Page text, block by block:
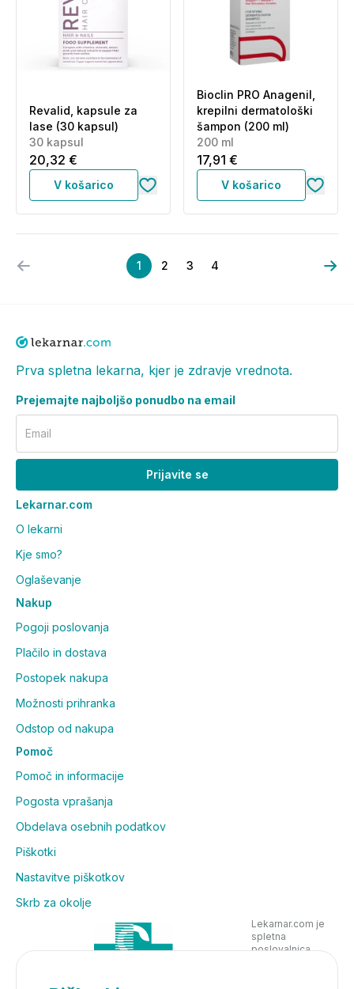
Revalid, kapsule za
lase (30 kapsul)
30 kapsul
20,32 €
V košarico
Bioclin PRO Anagenil,
krepilni dermatološki
šampon (200 ml)
200 ml
17,91 €
V košarico
1 2 3 4
Prva spletna lekarna, kjer je zdravje vrednota.
Prejemajte najboljšo ponudbo na email
Email
Prijavite se
Lekarnar.com
O lekarni
Kje smo?
Oglaševanje
Nakup
Pogoji poslovanja
Plačilo in dostava
Postopek nakupa
Možnosti prihranka
Odstop od nakupa
Pomoč
Pomoč in informacije
Pogosta vprašanja
Obdelava osebnih podatkov
Piškotki
Nastavitve piškotkov
Skrb za okolje
Lekarnar.com je
spletna
poslovalnica